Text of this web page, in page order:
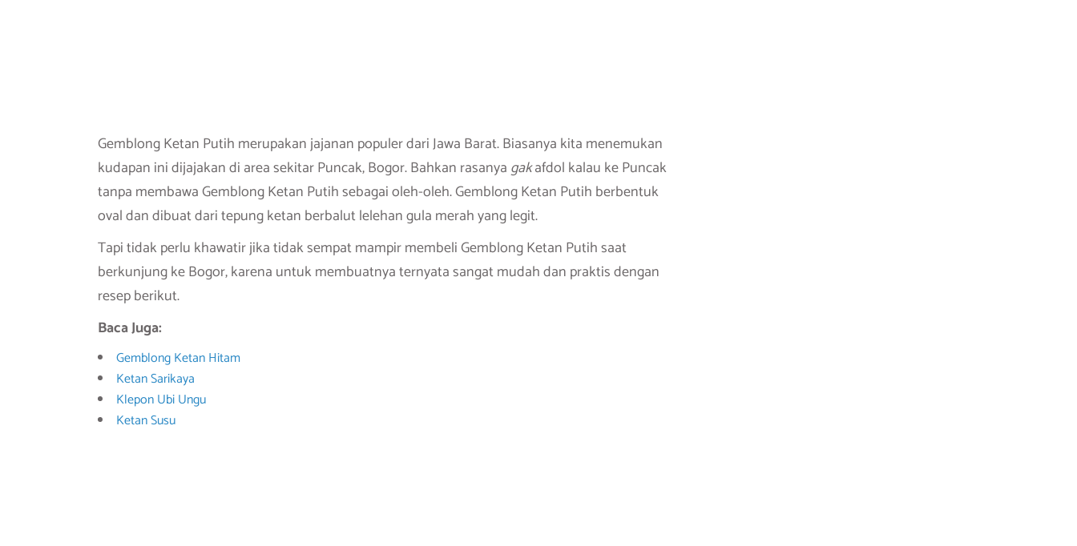
Gemblong Ketan Putih merupakan jajanan populer dari Jawa Barat. Biasanya kita menemukan
kudapan ini dijajakan di area sekitar Puncak, Bogor. Bahkan rasanyagakafdol kalau ke Puncak
tanpa membawa Gemblong Ketan Putih sebagai oleh-oleh.Gemblong Ketan Putih berbentuk
oval dan dibuat dari tepung ketan berbalut lelehan gula merah yang legit.
Tapi tidak perlu khawatir jika tidak sempat mampir membeli Gemblong Ketan Putih saat
berkunjung ke Bogor, karena untuk membuatnya ternyata sangat mudah dan praktis dengan
resep berikut.
Baca Juga:
Gemblong Ketan Hitam
Ketan Sarikaya
Klepon Ubi Ungu
Ketan Susu